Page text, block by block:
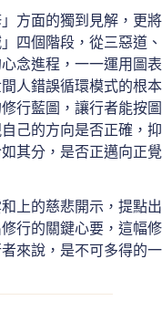
方面的獨到見解，更將
四個階段，從三惡道、
念進程，一一運用圖表
人錯誤循環模式的根本
行藍圖，讓行者能按圖
己的方向是否正確，抑
其分，是否正邁向正覺
上的慈悲開示，提點出
行的關鍵心要，這幅修
來說，是不可多得的一